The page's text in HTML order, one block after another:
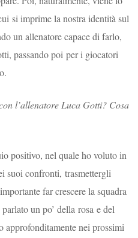
si imprime la nostra identità sul
un allenatore capace di farlo,
passando poi per i giocatori
l’allenatore Luca Gotti? Cosa
positivo, nel quale ho voluto in
suoi confronti, trasmettergli
far crescere la squadra
un po’ della rosa e del
approfonditamente nei prossimi